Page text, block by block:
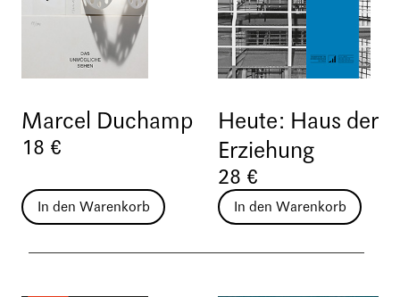
Marcel Duchamp
18 €
In den Warenkorb
Heute: Haus der
Erziehung
28 €
In den Warenkorb